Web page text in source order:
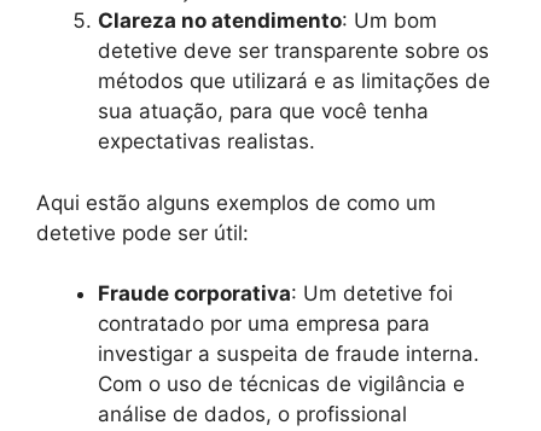
Clareza no atendimento: Um bom
detetive deve ser transparente sobre os
métodos que utilizará e as limitações de
sua atuação, para que você tenha
expectativas realistas.
Aqui estão alguns exemplos de como um
detetive pode ser útil:
Fraude corporativa: Um detetive foi
contratado por uma empresa para
investigar a suspeita de fraude interna.
Com o uso de técnicas de vigilância e
análise de dados, o profissional